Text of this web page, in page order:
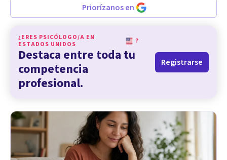
Priorízanos en
¿ERES PSICÓLOGO/A EN
ESTADOS UNIDOS
?
Destaca entre toda tu
competencia
profesional.
Registrarse